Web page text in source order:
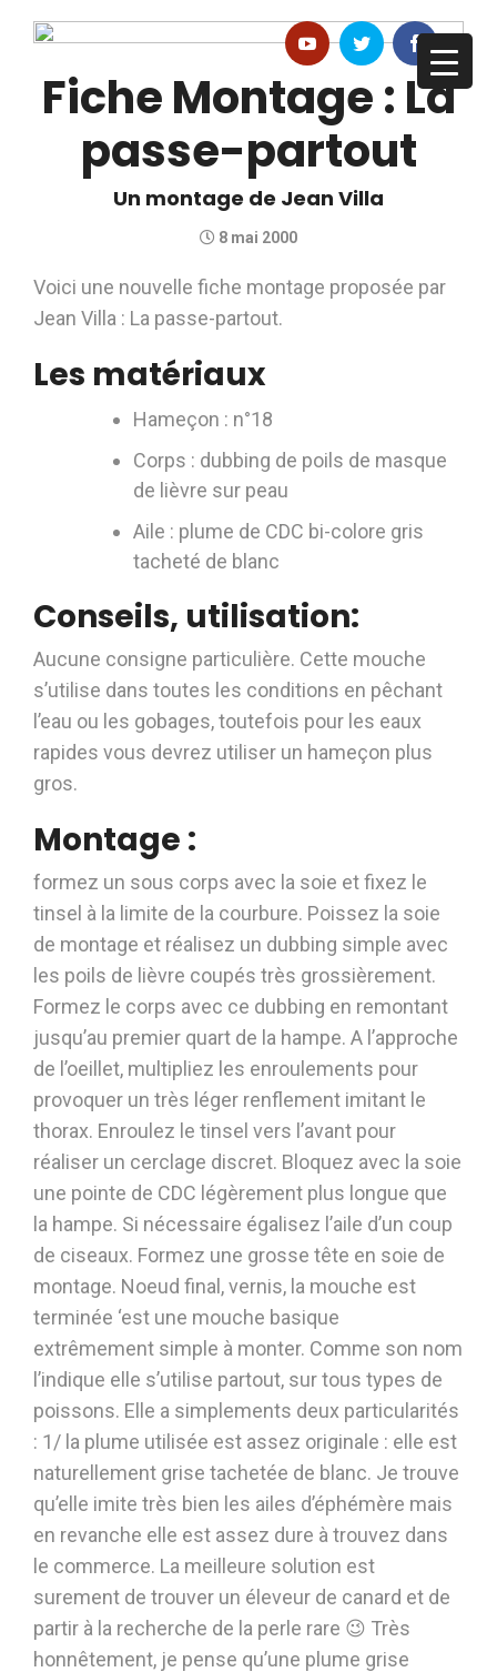
Fiche Montage : La
passe-partout
Un montage de Jean Villa
8 mai 2000
Voici une nouvelle fiche montage proposée par
Jean Villa : La passe-partout.
Les matériaux
Hameçon : n°18
Corps : dubbing de poils de masque
de lièvre sur peau
Aile : plume de CDC bi-colore gris
tacheté de blanc
Conseils, utilisation:
Aucune consigne particulière. Cette mouche
s’utilise dans toutes les conditions en pêchant
l’eau ou les gobages, toutefois pour les eaux
rapides vous devrez utiliser un hameçon plus
gros.
Montage :
formez un sous corps avec la soie et fixez le
tinsel à la limite de la courbure. Poissez la soie
de montage et réalisez un dubbing simple avec
les poils de lièvre coupés très grossièrement.
Formez le corps avec ce dubbing en remontant
jusqu’au premier quart de la hampe. A l’approche
de l’oeillet, multipliez les enroulements pour
provoquer un très léger renflement imitant le
thorax. Enroulez le tinsel vers l’avant pour
réaliser un cerclage discret. Bloquez avec la soie
une pointe de CDC légèrement plus longue que
la hampe. Si nécessaire égalisez l’aile d’un coup
de ciseaux. Formez une grosse tête en soie de
montage. Noeud final, vernis, la mouche est
terminée ‘est une mouche basique
extrêmement simple à monter. Comme son nom
l’indique elle s’utilise partout, sur tous types de
poissons. Elle a simplements deux particularités
: 1/ la plume utilisée est assez originale : elle est
naturellement grise tachetée de blanc. Je trouve
qu’elle imite très bien les ailes d’éphémère mais
en revanche elle est assez dure à trouvez dans
le commerce. La meilleure solution est
surement de trouver un éleveur de canard et de
partir à la recherche de la perle rare 😉 Très
honnêtement, je pense qu’une plume grise